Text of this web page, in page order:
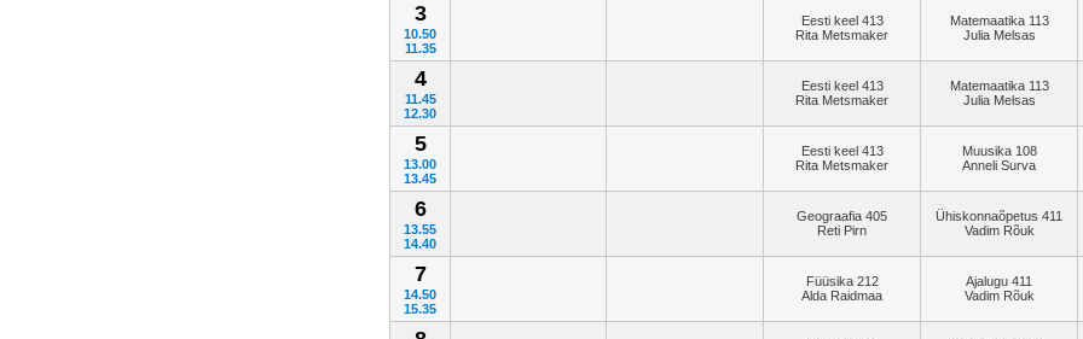
3
10.50
11.35
Eesti keel 413
Rita Metsmaker
Matemaatika 113
Julia Melsas
4
11.45
12.30
Eesti keel 413
Rita Metsmaker
Matemaatika 113
Julia Melsas
5
13.00
13.45
Eesti keel 413
Rita Metsmaker
Muusika 108
Anneli Surva
6
13.55
14.40
Geograafia 405
Reti Pirn
Ühiskonnaõpetus 411
Vadim Rõuk
7
14.50
15.35
Füüsika 212
Alda Raidmaa
Ajalugu 411
Vadim Rõuk